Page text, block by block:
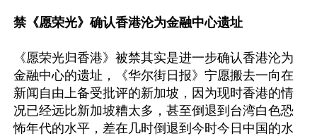
禁《愿荣光》确认香港沦为金融中心遗址
《愿荣光归香港》被禁其实是进一步确认香港沦为
金融中心的遗址，《华尔街日报》宁愿搬去一向在
新闻自由上备受批评的新加坡，因为现时香港的情
况已经远比新加坡糟太多，甚至倒退到台湾白色恐
怖年代的水平，差在几时倒退到今时今日中国的水